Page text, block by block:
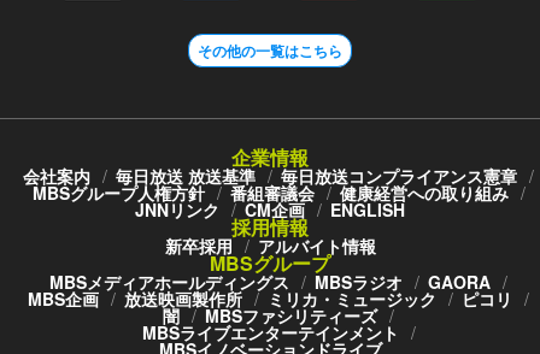
その他の一覧はこちら
企業情報
会社案内 毎日放送 放送基準 毎日放送コンプライアンス憲章
MBSグループ人権方針 番組審議会 健康経営への取り組み
JNNリンク CM企画 ENGLISH
採用情報
新卒採用 アルバイト情報
MBSグループ
MBSメディアホールディングス MBSラジオ GAORA
MBS企画 放送映画製作所 ミリカ・ミュージック ピコリ
闇 MBSファシリティーズ
MBSライブエンターテインメント